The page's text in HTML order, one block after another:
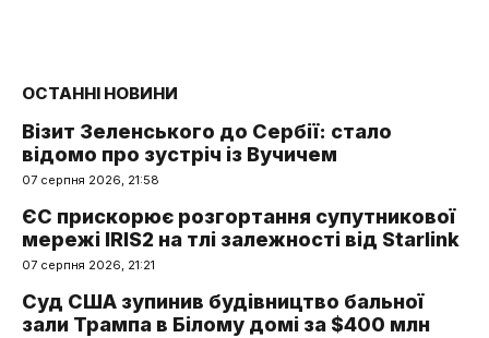
ОСТАННІ НОВИНИ
Візит Зеленського до Сербії: стало
відомо про зустріч із Вучичем
07 серпня 2026, 21:58
ЄС прискорює розгортання супутникової
мережі IRIS2 на тлі залежності від Starlink
07 серпня 2026, 21:21
Суд США зупинив будівництво бальної
зали Трампа в Білому домі за $400 млн